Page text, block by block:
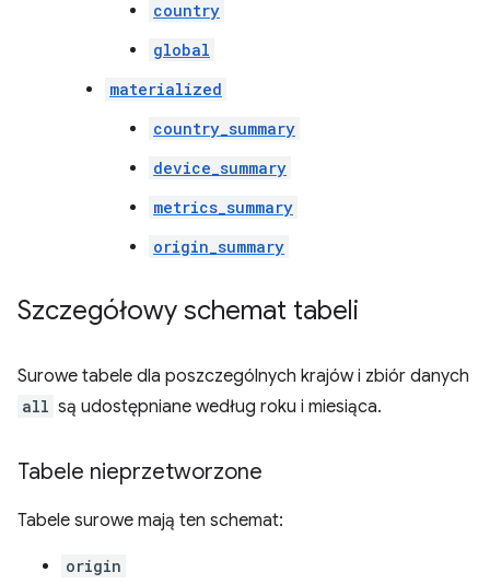
country
global
materialized
country_summary
device_summary
metrics_summary
origin_summary
Szczegółowy schemat tabeli
Surowe tabele dla poszczególnych krajów i zbiór danych
all są udostępniane według roku i miesiąca.
Tabele nieprzetworzone
Tabele surowe mają ten schemat:
origin